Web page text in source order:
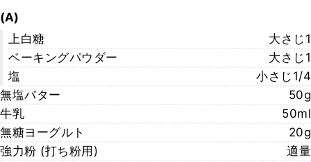
(A)
上白糖
大さじ1
ベーキングパウダー
大さじ1
塩
小さじ1/4
無塩バター
50g
牛乳
50ml
無糖ヨーグルト
20g
強力粉 (打ち粉用)
適量